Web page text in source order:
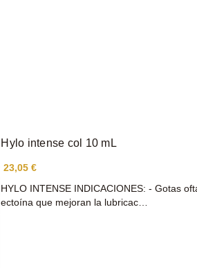
Hylo intense col 10 mL
23,05 €
HYLO INTENSE INDICACIONES: - Gotas
ectoína que mejoran la lubricac…